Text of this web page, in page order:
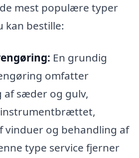
mest populære typer
kan bestille:
En grundig
omfatter
af sæder og gulv,
vinduer og behandling af
type service fjerner